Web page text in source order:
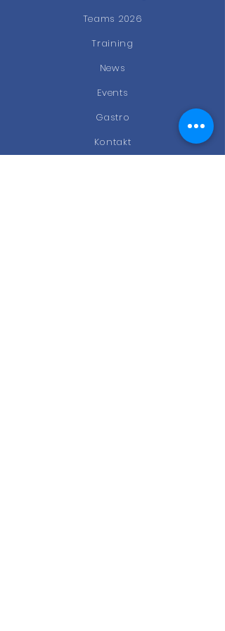
Teams 2026
Training
News
Events
Gastro
Kontakt